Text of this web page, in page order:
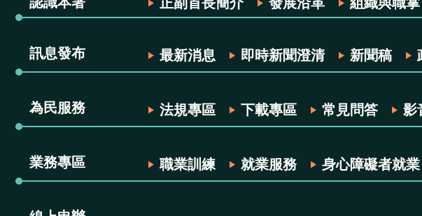
正副首長簡介 發展沿革 組織與職掌
訊息發布 最新消息 即時新聞澄清 新聞稿
為民服務 法規專區 下載專區 常見問答 影
業務專區 職業訓練 就業服務 身心障礙者就業